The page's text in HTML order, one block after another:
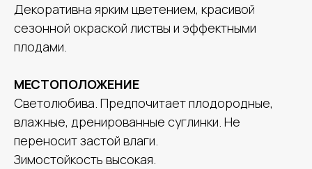
Декоративна ярким цветением, красивой
сезонной окраской листвы и эффектными
плодами.
МЕСТОПОЛОЖЕНИЕ
Светолюбива. Предпочитает плодородные,
влажные, дренированные суглинки. Не
переносит застой влаги.
Зимостойкость высокая.